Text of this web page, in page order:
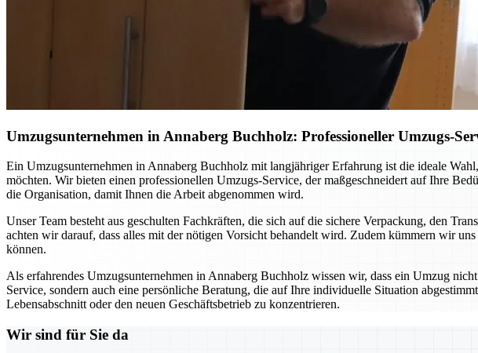
Umzugsunternehmen in Annaberg Buchholz: Professioneller Umzugs-
Ein Umzugsunternehmen in Annaberg Buchholz mit langjähriger Erfahrung ist die ideale
möchten. Wir bieten einen professionellen Umzugs-Service, der maßgeschneidert auf Ihre
die Organisation, damit Ihnen die Arbeit abgenommen wird.
Unser Team besteht aus geschulten Fachkräften, die sich auf die sichere Verpackung, den
achten wir darauf, dass alles mit der nötigen Vorsicht behandelt wird. Zudem kümmern wir
können.
Als erfahrendes Umzugsunternehmen in Annaberg Buchholz wissen wir, dass ein Umzug
Service, sondern auch eine persönliche Beratung, die auf Ihre individuelle Situation
Lebensabschnitt oder den neuen Geschäftsbetrieb zu konzentrieren.
Wir sind für Sie da